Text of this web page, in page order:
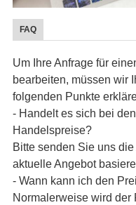
FAQ
Um Ihre Anfrage für
bearbeiten, müssen wir
folgenden Punkte
- Handelt es sich bei
Handelspreise?
Bitte senden Sie uns
aktuelle Angebot
- Wann kann ich den
Normalerweise wird der